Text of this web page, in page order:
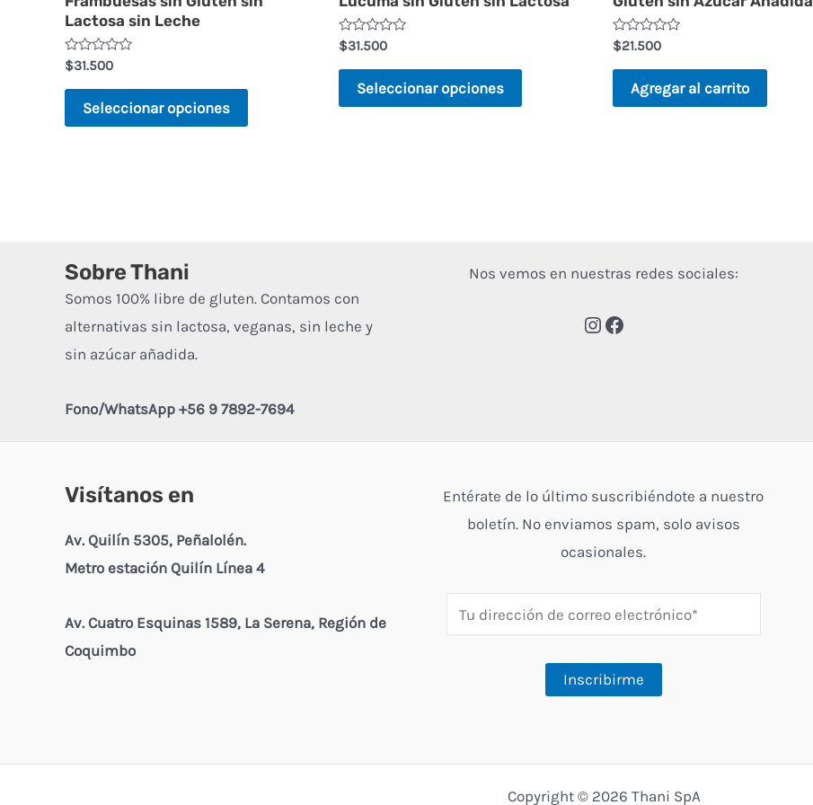
Lactosa sin Leche
Valorado
en
0
$31.500
Seleccionar opciones
elegir
página
Valorado
en
0
$31.500
Seleccionar opciones
elegir
Valorado
en
0
$21.500
Agregar al carrito
Sobre Thani
Somos 100% libre de gluten. Contamos con
alternativas sin lactosa, veganas, sin leche y
sin azúcar añadida.
Fono/WhatsApp +56 9 7892-7694
Nos vemos en nuestras redes sociales:
Visítanos en
Av. Quilín 5305, Peñalolén.
Metro estación Quilín Línea 4
Av. Cuatro Esquinas 1589, La Serena, Región de
Coquimbo
Entérate de lo último suscribiéndote a nuestro
boletín. No enviamos spam, solo avisos
ocasionales.
Copyright © 2026 Thani SpA